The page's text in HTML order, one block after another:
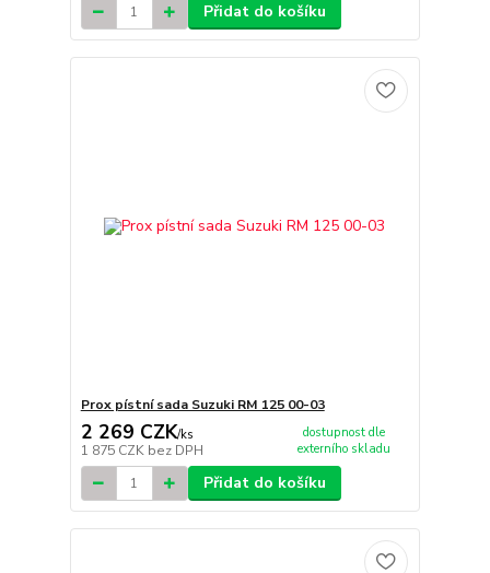
Přidat do košíku
Prox pístní sada Suzuki RM 125 00-03
2 269 CZK/ks
1 875 CZK bez DPH
dostupnost dle
externího skladu
Přidat do košíku